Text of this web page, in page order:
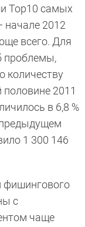
Тор10 самых
начале 2012
всего. Для
проблемы,
количеству
2011
в 6,8 %
1 300 146
фишингового
с
чаще